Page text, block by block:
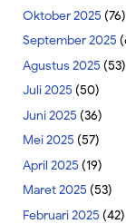
Oktober 2025 (76)
September 2025
Agustus 2025 (53)
Juli 2025 (50)
Juni 2025 (36)
Mei 2025 (57)
April 2025 (19)
Maret 2025 (53)
Februari 2025 (42)